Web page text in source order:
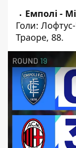
Емполі -
Голи:
Траоре, 88.